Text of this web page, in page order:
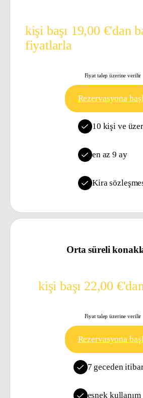
kişi başı 19,00 €'dan
fiyatlarla
Fiyat talep üzerine verilir
Rezervasyona
10 kişi ve
en az 9 ay
Kira
Orta süreli
kişi başı 22,00
Fiyat talep üzerine verilir
Rezervasyona
7 geceden
esnek kullanım